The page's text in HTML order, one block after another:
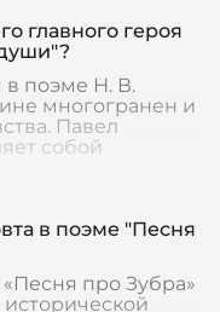
главного героя
в поэме Н. В.
многогранен и
Павел
собой
в поэме "Песня
про Зубра»